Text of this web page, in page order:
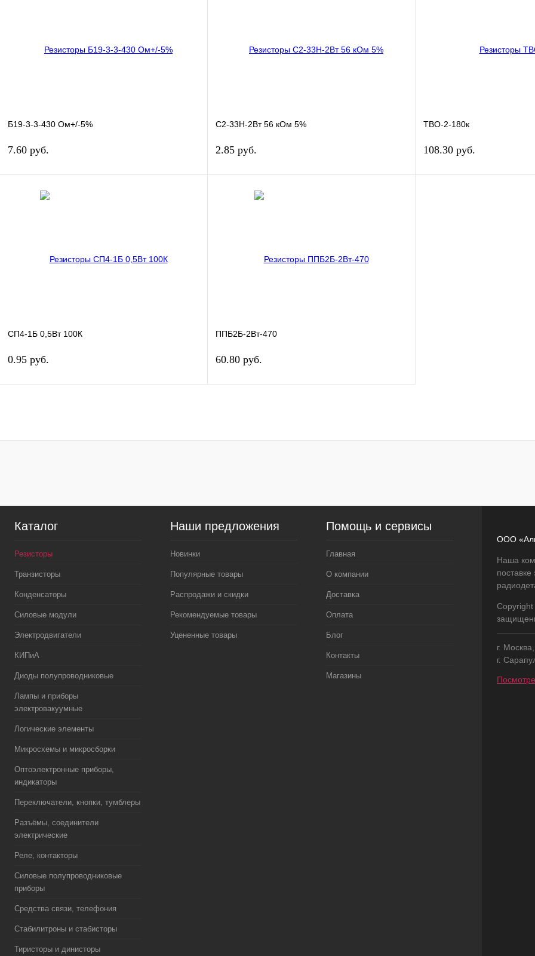
Б19-3-3-430 Ом+/-5%
7.60 руб.
С2-33Н-2Вт 56 кОм 5%
2.85 руб.
ТВО-2-180к
108.30 руб.
СП4-1Б 0,5Вт 100К
0.95 руб.
Купить в 1 клик
Сравнение
ППБ2Б-2Вт-470
60.80 руб.
Купить в 1 клик
Сравнение
Каталог
Резисторы
Транзисторы
Конденсаторы
Силовые модули
Электродвигатели
КИПиА
Диоды полупроводниковые
Лампы и приборы
электровакуумные
Логические элементы
Микросхемы и микросборки
Оптоэлектронные приборы,
индикаторы
Переключатели, кнопки, тумблеры
Разъёмы, соединители
электрические
Реле, контакторы
Силовые полупроводниковые
приборы
Средства связи, телефония
Стабилитроны и стабисторы
Тиристоры и динисторы
Наши предложения
Новинки
Популярные товары
Распродажи и скидки
Рекомендуемые товары
Уцененные товары
Помощь и сервисы
Главная
О компании
Доставка
Оплата
Блог
Контакты
Магазины
ООО
Наша
г.
г.